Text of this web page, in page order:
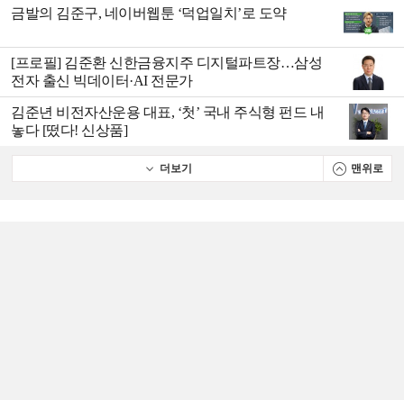
금발의 김준구, 네이버웹툰 ‘덕업일치’로 도약
[프로필] 김준환 신한금융지주 디지털파트장…삼성
전자 출신 빅데이터·AI 전문가
김준년 비전자산운용 대표, ‘첫’ 국내 주식형 펀드 내
놓다 [떴다! 신상품]
더보기 맨위로